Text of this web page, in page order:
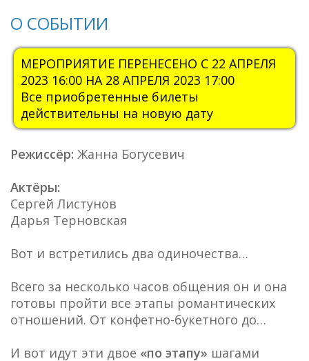
О СОБЫТИИ
МЕРОПРИЯТИЕ ПЕРЕНЕСЕНО С 22 АПРЕЛЯ
2023 16:00 НА 28 АПРЕЛЯ 2023 17:00
Все приобретенные билеты
действительны на новую дату
Режиссёр: Жанна Богусевич
Актёры:
Сергей Листунов
Дарья Терновская
Вот и встретились два одиночества…
Всего за несколько часов общения он и она
готовы пройти все этапы романтических
отношений. От конфетно-букетного до…
И вот идут эти двое «по этапу» шагами